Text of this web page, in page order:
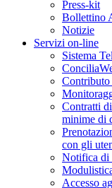
Press-kit
Bollettino
Notizie
Servizi on-line
Sistema
Contratti
minime di
con gli
Notifica di
Accesso